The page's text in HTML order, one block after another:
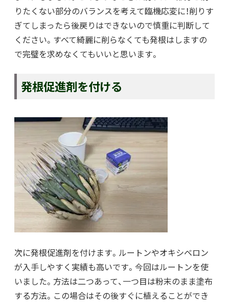
りたくない部分のバランスを考えて臨機応変に！削りす
ぎてしまったら後戻りはできないので慎重に判断して
ください。すべて綺麗に削らなくても発根はしますの
で完璧を求めなくてもいいと思います。
発根促進剤を付ける
次に発根促進剤を付けます。ルートンやオキシベロン
が入手しやすく実績も高いです。今回はルートンを使
いました。方法は二つあって、一つ目は粉末のまま塗布
する方法。この場合はその後すぐに植えることができ